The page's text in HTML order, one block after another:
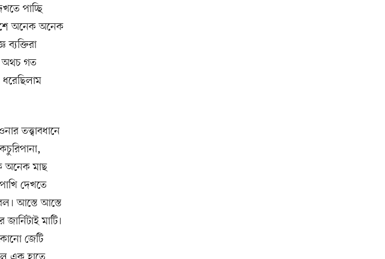
পাচ্ছি
অনেক অনেক
অথচ গত
তত্ত্বাবধানে
অনেক মাছ
দেখতে
আস্তে আস্তে
মাটি।
জেটি